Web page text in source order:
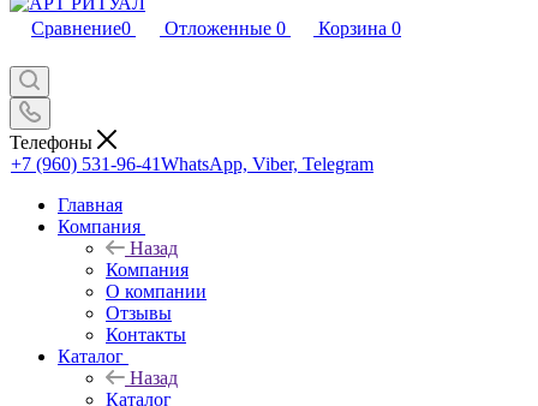
Сравнение0 Отложенные 0 Корзина 0
Телефоны
+7 (960) 531-96-41WhatsApp, Viber, Telegram
Главная
Компания
Назад
Компания
О компании
Отзывы
Контакты
Каталог
Назад
Каталог